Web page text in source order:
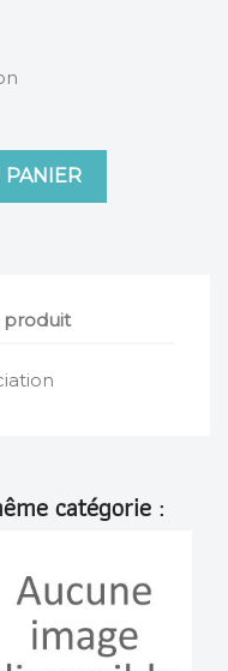
PANIER
produit
catégorie :